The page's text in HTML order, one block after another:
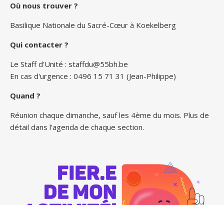
Où nous trouver ?
Basilique Nationale du Sacré-Cœur à Koekelberg
Qui contacter ?
Le Staff d'Unité : staffdu@55bh.be
En cas d'urgence : 0496 15 71 31 (Jean-Philippe)
Quand ?
Réunion chaque dimanche, sauf les 4ème du mois. Plus de
détail dans l’agenda de chaque section.